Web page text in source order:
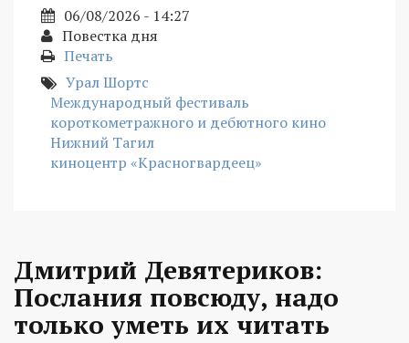
06/08/2026 - 14:27
Повестка дня
Печать
Урал Шортс
Международный фестиваль
короткометражного и дебютного кино
Нижний Тагил
киноцентр «Красногвардеец»
Дмитрий Девятериков:
Послания повсюду, надо
только уметь их читать